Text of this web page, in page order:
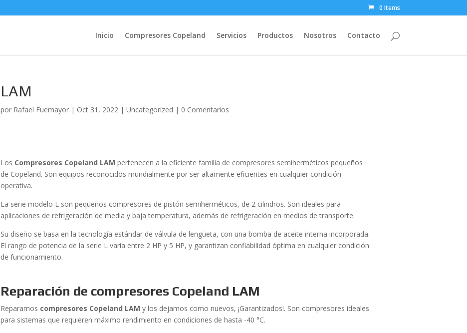
0 Items
Inicio Compresores Copeland Servicios Productos Nosotros Contacto
LAM
por Rafael Fuemayor | Oct 31, 2022 |Uncategorized | 0 Comentarios
Los Compresores Copeland LAMpertenecen a la eficiente familia de compresores semiherméticos pequeños
de Copeland. Son equipos reconocidos mundialmente por ser altamente eficientes en cualquier condición
operativa.
La serie modelo L son pequeños compresores de pistón semiherméticos, de 2 cilindros. Son ideales para
aplicaciones de refrigeración de media y baja temperatura, además de refrigeración en medios de transporte.
Su diseño se basa en la tecnología estándar de válvula de lengüeta, con una bomba de aceite interna incorporada.
El rango de potencia de la serie L varía entre 2 HP y 5 HP, y garantizan confiabilidad óptima en cualquier condición
de funcionamiento.
Reparación de compresores Copeland LAM
Reparamos compresores Copeland LAMy los dejamos como nuevos, ¡Garantizados!. Son compresores ideales
para sistemas que requieren máximo rendimiento en condiciones de hasta -40 °C.